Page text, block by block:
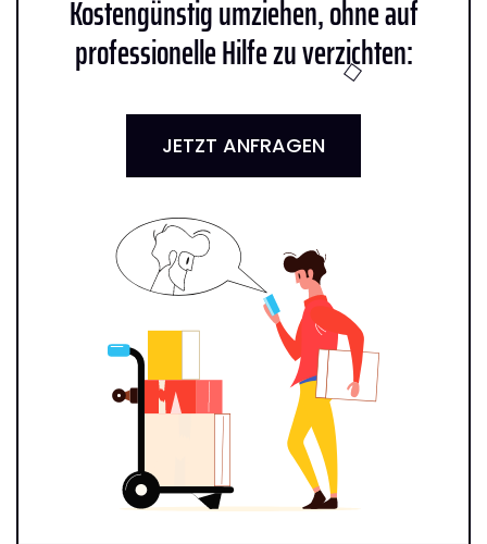
Kostengünstig umziehen, ohne auf
professionelle Hilfe zu verzichten:
JETZT ANFRAGEN